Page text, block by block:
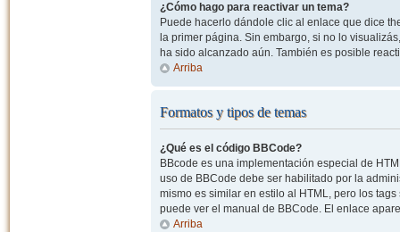
¿Cómo hago para reactivar un tema?
Puede hacerlo dándole clic al enlace que dice
la primer página. Sin embargo, si no lo
ha sido alcanzado aún. También es posible
Arriba
Formatos y tipos de temas
¿Qué es el código BBCode?
BBcode es una implementación especial de
uso de BBCode debe ser habilitado por la
mismo es similar en estilo al HTML, pero los
puede ver el manual de BBCode. El enlace
Arriba